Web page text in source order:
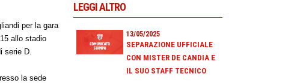
per la gara
allo stadio
serie D.
la sede
LEGGI ALTRO
13/05/2025
SEPARAZIONE UFFICIALE
CON MISTER DE CANDIA E
IL SUO STAFF TECNICO